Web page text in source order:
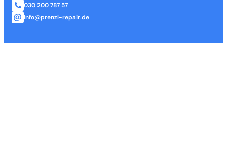
030 200 787 57
info@prenzl-repair.de